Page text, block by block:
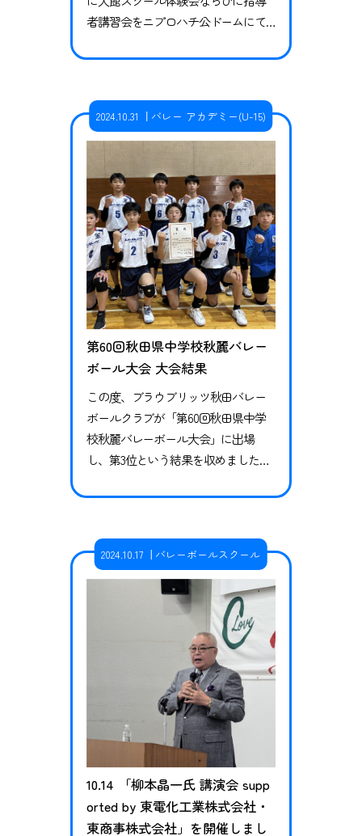
者講習会をニプロハチ公ドームにて
しては参加者を募集しますのでぜひ
い。 スクール体験会 スクール体験会
ではサッカースクールならびに運動
神経向上スクールの体験をいただけ
ます。各クラス定員がございますの
で、ご希望の方はお早めにお申し込
みくだ…
2024.10.31 バレー アカデミー(U-15)
第60回秋田県中学校秋麗バレー
ボール大会 大会結果
この度、ブラウブリッツ秋田バレー
ボールクラブが「第60回秋田県中学
校秋麗バレーボール大会」に出場
し、第3位という結果を収めましたの
予選リーグ vs 湯沢南中学校2-0（25-2
5-19、25-12）勝利 決勝トーナメント v
s 横手南中学校0-2（17-25、16-25） 大
会連覇とはなりませんでしたが、3年
2024.10.17 バレーボールスクール
10.14 「柳本晶一氏 講演会 supp
orted by 東電化工業株式会社・
東商事株式会社」を開催しまし